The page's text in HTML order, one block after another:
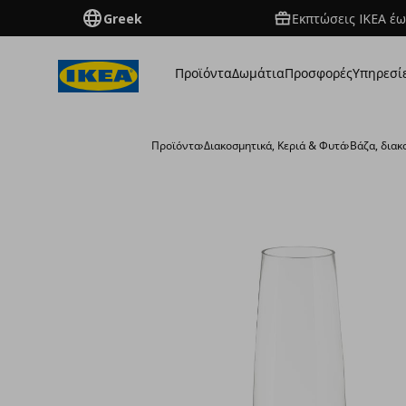
Greek Εκπτώσεις IKEA
ΠροϊόνταΔωμάτιαΠροσφορές
Προϊόντα›Διακοσμητικά, Κεριά & Φυτά›Βάζα,